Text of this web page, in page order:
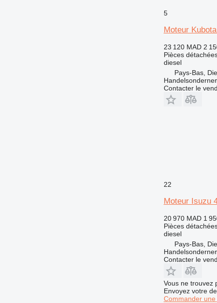
5
Moteur
23 120 MAD 2
Pièces
diesel
Pays-Bas,
Contacter le
22
Moteur Isuzu
20 970 MAD 1
Pièces
diesel
Pays-Bas,
Contacter le
Vous ne trouvez
Envoyez votre
Commander